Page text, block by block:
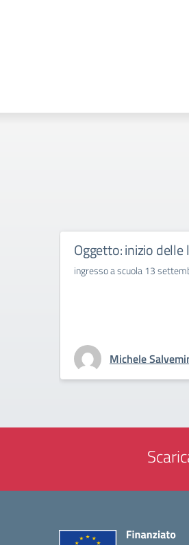
Oggetto: inizio delle
ingresso a scuola 13
Michele